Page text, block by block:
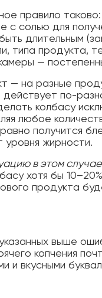
правило таково:
с солью для
длительным
типа продукта,
—
— на разные
действует по-
колбасу
любое
получится
уровня жирности.
в этом
хотя бы
продукта
выше
копчения
и вкусными